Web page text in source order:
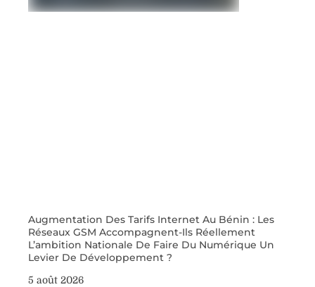
Augmentation Des Tarifs Internet Au Bénin : Les
Réseaux GSM Accompagnent-Ils Réellement
L’ambition Nationale De Faire Du Numérique Un
Levier De Développement ?
5 août 2026